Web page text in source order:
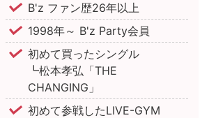
B'z ファン歴26年以上
1998年～ B'z Party会員
初めて買ったシングル
┗松本孝弘「THE
CHANGING」
初めて参戦したLIVE-GYM